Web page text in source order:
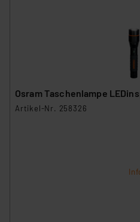
Osram Taschenlampe
Artikel-Nr. 258326